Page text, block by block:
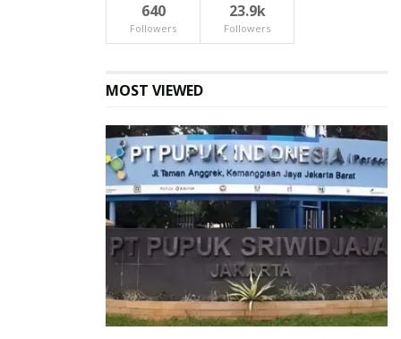
640
Followers
23.9k
Followers
MOST VIEWED